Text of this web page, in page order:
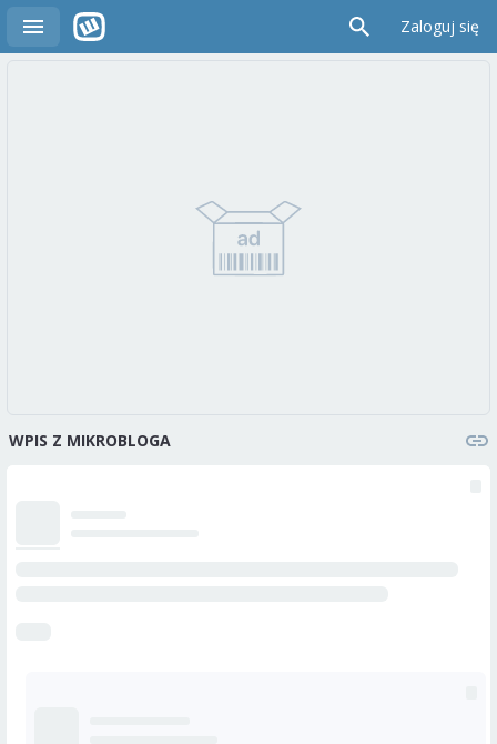
Zaloguj się
WPIS Z MIKROBLOGA